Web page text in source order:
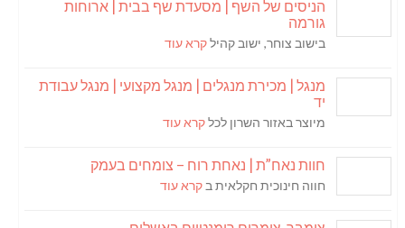
הניסים של השף | מסעדת שף בבית | ארוחות
גורמה
בישוב צוחר, ישוב קהילקרא עוד
מנגל | מכירת מנגלים | מנגל מקצועי | מנגל עבודת
יד
מיוצר באזור השרון לכלקרא עוד
חוות נאח”ת | נאחת רוח – צומחים בעמק
חווה חינוכית חקלאית ב קרא עוד